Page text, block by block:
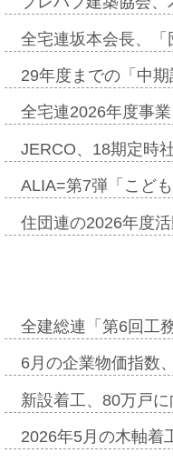
全宅連坂本会長、
29年度までの「中
全宅連2026年度事
JERCO、18期定時
ALIA=第7弾「こど
住団連の2026年度
全建総連「第6回工
6月の企業物価指数
新設着工、80万戸
2026年5月の木軸着